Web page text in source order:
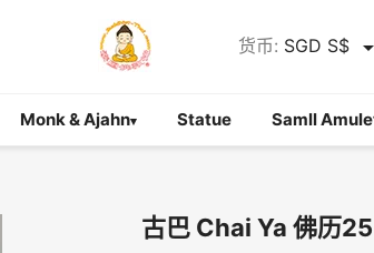
货币: SGD S$
Monk & Ajahn▾ Statue Samll
古巴 Chai Ya 佛历